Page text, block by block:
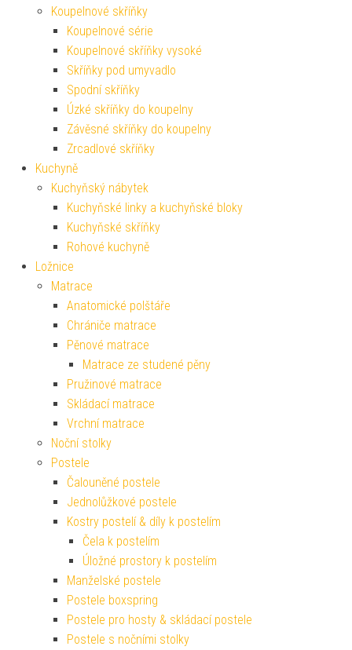
Koupelnové skříňky
Koupelnové série
Koupelnové skříňky vysoké
Skříňky pod umyvadlo
Spodní skříňky
Úzké skříňky do koupelny
Závěsné skříňky do koupelny
Zrcadlové skříňky
Kuchyně
Kuchyňský nábytek
Kuchyňské linky a kuchyňské bloky
Kuchyňské skříňky
Rohové kuchyně
Ložnice
Matrace
Anatomické polštáře
Chrániče matrace
Pěnové matrace
Matrace ze studené pěny
Pružinové matrace
Skládací matrace
Vrchní matrace
Noční stolky
Postele
Čalouněné postele
Jednolůžkové postele
Kostry postelí & díly k postelím
Čela k postelím
Úložné prostory k postelím
Manželské postele
Postele boxspring
Postele pro hosty & skládací postele
Postele s nočními stolky